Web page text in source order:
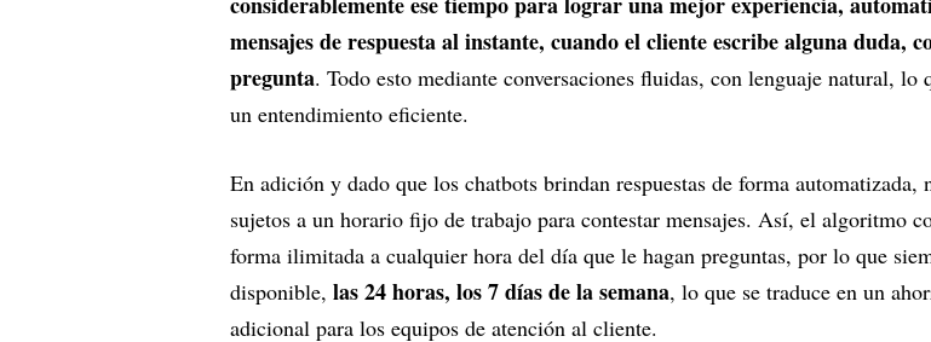
mensajes de respuesta al instante, cuando el cliente escribe alguna duda,
pregunta. Todo esto mediante conversaciones fluidas, con lenguaje natural, lo
un entendimiento eficiente.
En adición y dado que los chatbots brindan respuestas de forma automatizada,
sujetos a un horario fijo de trabajo para contestar mensajes. Así, el algoritmo
forma ilimitada a cualquier hora del día que le hagan preguntas, por lo que
disponible, las 24 horas, los 7 días de la semana, lo que se traduce en un
adicional para los equipos de atención al cliente.